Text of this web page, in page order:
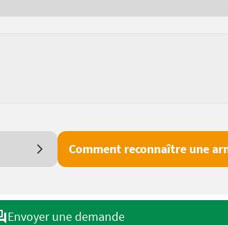
Comment reconnaître une
Envoyer une demande